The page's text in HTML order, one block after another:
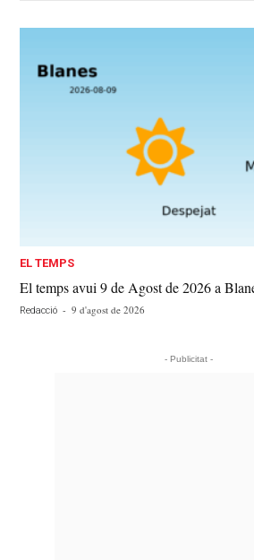
EL TEMPS
El temps avui 9 de Agost de 2026 a
Redacció - 9 d'agost de 2026
- Publicitat -